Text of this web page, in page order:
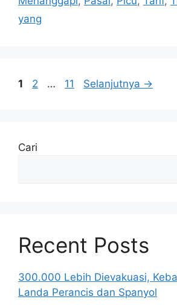
Tag
Asia,Baru,Berpotensi ,
Menanggapi
Recent Posts